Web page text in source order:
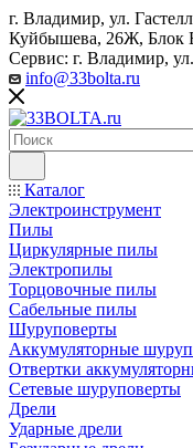
г. Владимир, ул.
Куйбышева, 26Ж, Блок
Сервис: г. Владимир,
info@33bolta.ru
Каталог
Электроинструмент
Пилы
Циркулярные пилы
Электропилы
Торцовочные пилы
Сабельные пилы
Шуруповерты
Аккумуляторные
Отвертки
Сетевые шуруповерты
Дрели
Ударные дрели